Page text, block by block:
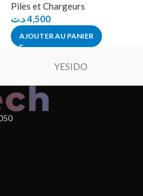
Piles et Chargeurs
4,500د.ت
AJOUTER AU PANIER
YESIDO